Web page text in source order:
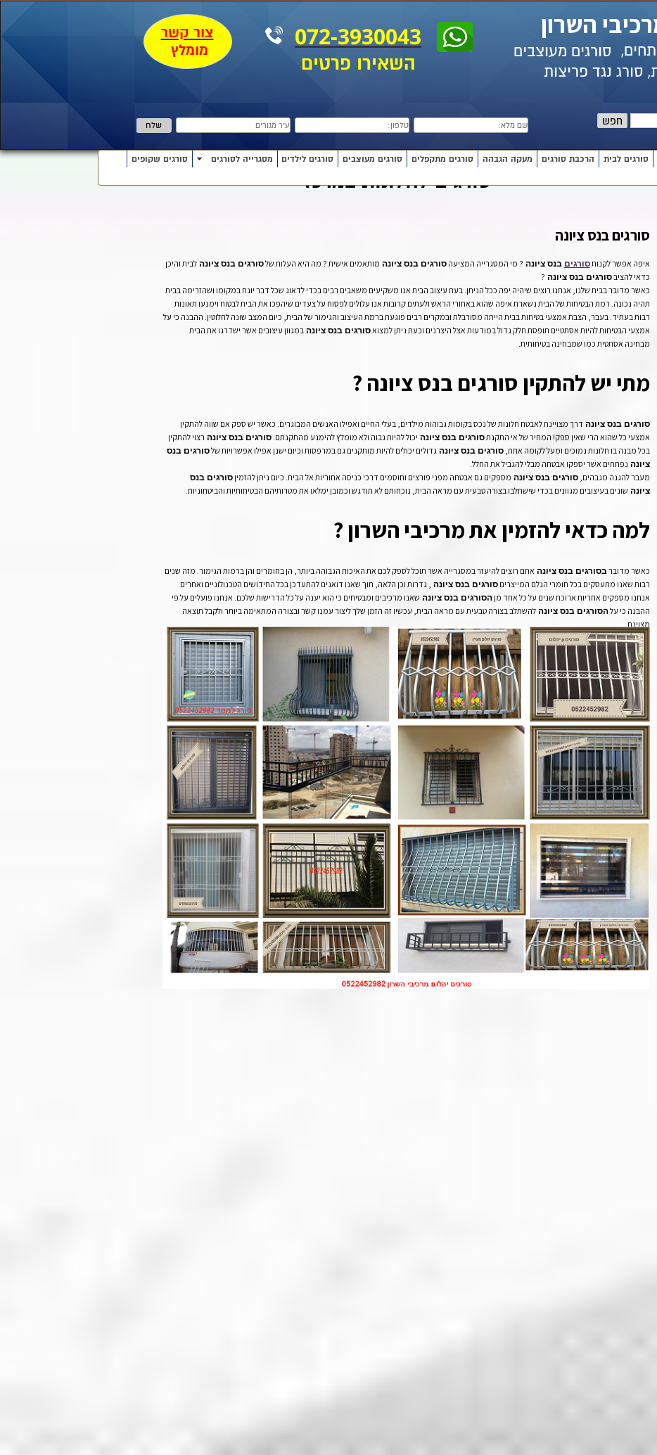
סורגים לבית הרכבת סורגים מעקה הגבהה סורגים מתקפלים סורגים מעוצבים סורגים לילדים מסגרייה לסורגים
סורגים שקופים
צור קשר
מומלץ
072-3930043 השרון
סורגים מעוצבים
סורג נגד פריצות
חפש
השאירו פרטים
סורגים לחלונות במרכז
סורגים בנס ציונה
איפה אפשר לקנותסורגים בנס ציונה ? מי המסגרייה המציעהסורגים בנס ציונה מותאמים אישית ? מה היא העלות שלסורגים בנס ציונהלבית והיכן
כדאי להציבסורגים בנס ציונה ?
כאשר מדובר בבית שלנו, אנחנו רוצים שיהיה יפה ככל הניתן. בעת עיצוב הבית אנו משקיעים משאבים רבים בכדי לדאוג שכל דבר יונח במקומו ושהזרימה בבית
תהיה נכונה. רמת הבטיחות של הבית נשארת איפה שהוא באחורי הראש ולעתים קרובות אנו עלולים לפסוח על צעדים שיהפכו את הבית לבטוח וימנעו תאונות
רבות בעתיד. בעבר, הצבת אמצעי בטיחות בבית הייתה מסורבלת ובמקרים רבים פוגעת ברמת העיצוב והגימור של הבית, כיום המצב שונה לחלוטין. ההבנה כי על
אמצעי הבטיחות להיות אסתטיים תופסת חלק גדול במודעות אצל היצרנים וכעת ניתן למצואסורגים בנס ציונה במגוון עיצובים אשר ישדרגו את הבית
מבחינה אסתטית כמו שמבחינה בטיחותית.
מתי יש להתקין סורגים בנס ציונה ?
סורגים בנס ציונהדרך מצויינת לאבטח חלונות של נכס בקומות גבוהות מילדים, בעלי החיים ואפילו האנשים המבוגרים. כאשר יש ספק אם שווה להתקין
אמצעי כל שהוא הרי שאין ספק! המחיר של אי התקנתסורגים בנס ציונה יכול להיות גבוה ולא מומלץ להימנע מהתקנתם.סורגים בנס ציונה רצוי להתקין
בכל מבנה בו חלונות נמוכים ומעל לקומה אחת,סורגים בנס ציונהגדולים יכולים להיות מותקנים גם במרפסות וכיום ישנן אפילו אפשרויות שלסורגים בנס
ציונה נפתחים אשר יספקו אבטחה מבלי להגביל את החלל.
מעבר להגנה מגבהים,סורגים בנס ציונה מספקים גם אבטחה מפני פורצים וחוסמים דרכי כניסה אחוריות אל הבית. כיום ניתן להזמיןסורגים בנס
ציונה שונים בעיצובים מגוונים בכדי שישתלבו בצורה טבעית עם מראה הבית, נוכחותם לא תודגש וכמובן ימלאו את מטרותיהם הבטיחותיות והביטחוניות.
למה כדאי להזמין את מרכיבי השרון ?
כאשר מדוברבסורגים בנס ציונה אתם רוצים להיעזר במסגרייה אשר תוכל לספק לכם את האיכות הגבוהה ביותר, הן בחומרים והן ברמות הגימור. מזה שנים
רבות שאנו מתעסקים בכל חומרי הגלם המייצריםסורגים בנס ציונה
, גדרות וכן הלאה, תוך שאנו דואגים להתעדכן בכל החידושים הטכנולוגיים ואחרים.
אנחנו מספקים אחריות ארוכת שנים על כל אחד מןהסורגים בנס ציונה שאנו מרכיבים ומבטיחים כי הוא יענה על כל הדרישות שלכם. אנחנו פועלים על פי
ההבנה כי עלהסורגים בנס ציונהלהשתלב בצורה טבעית עם מראה הבית, עכשיו זה הזמן שלך ליצור עמנו קשר ובצורה המתאימה ביותר ולקבל תוצאה
מצוינת.